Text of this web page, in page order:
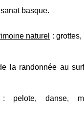
basque.
naturel :
la randonnée au
: pelote, danse,